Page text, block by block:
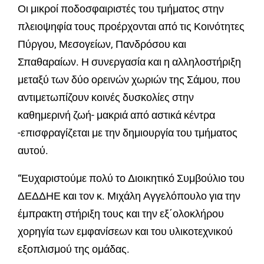
Οι μικροί ποδοσφαιριστές του τμήματος στην
πλειοψηφία τους προέρχονται από τις Κοινότητες
Πύργου, Μεσογείων, Πανδρόσου και
Σπαθαραίων. Η συνεργασία και η αλληλοστήριξη
μεταξύ των δύο ορεινών χωριών της Σάμου, που
αντιμετωπίζουν κοινές δυσκολίες στην
καθημερινή ζωή- μακριά από αστικά κέντρα
-επισφραγίζεται με την δημιουργία του τμήματος
αυτού.
“Ευχαριστούμε πολύ το Διοικητικό Συμβούλιο του
ΔΕΔΔΗΕ και τον κ. Μιχάλη Αγγελόπουλο για την
έμπρακτη στήριξη τους και την εξ΄ολοκλήρου
χορηγία των εμφανίσεων και του υλικοτεχνικού
εξοπλισμού της ομάδας.